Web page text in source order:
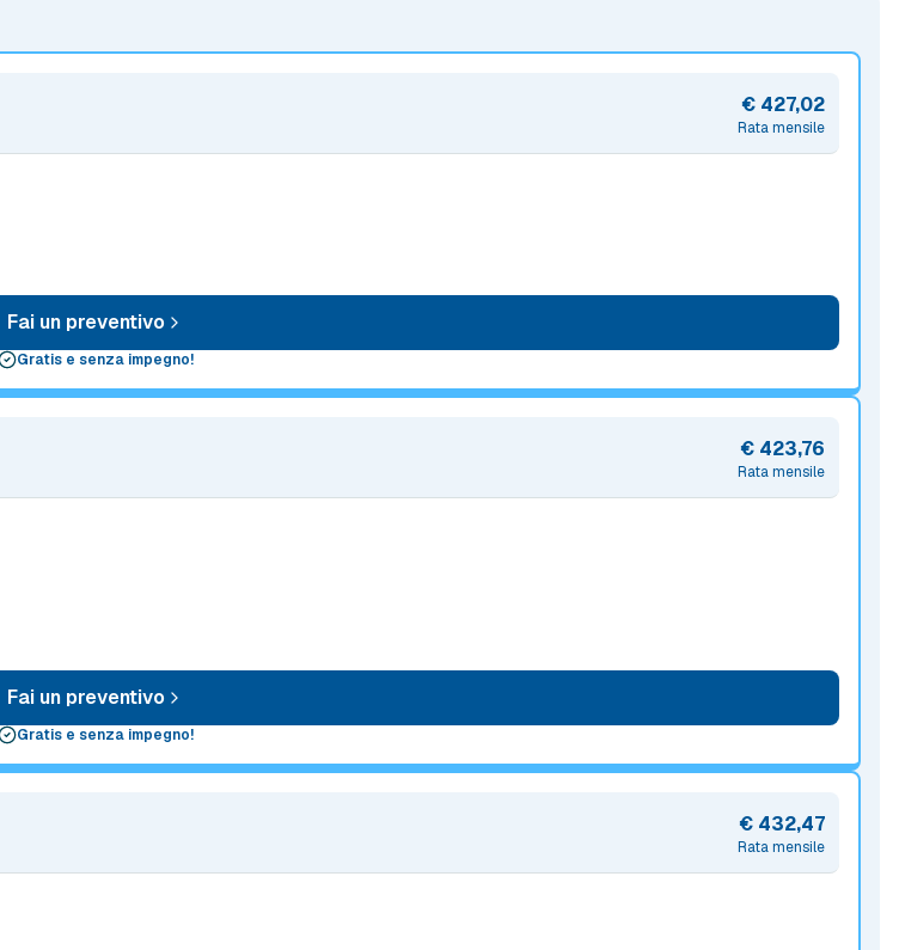
Rata mensile
€ 427,02
Fai un preventivo
Gratis e senza impegno!
Rata mensile
€ 423,76
Fai un preventivo
Gratis e senza impegno!
Rata mensile
€ 432,47